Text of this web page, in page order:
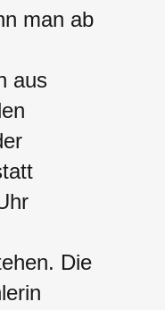
man ab
aus
Die